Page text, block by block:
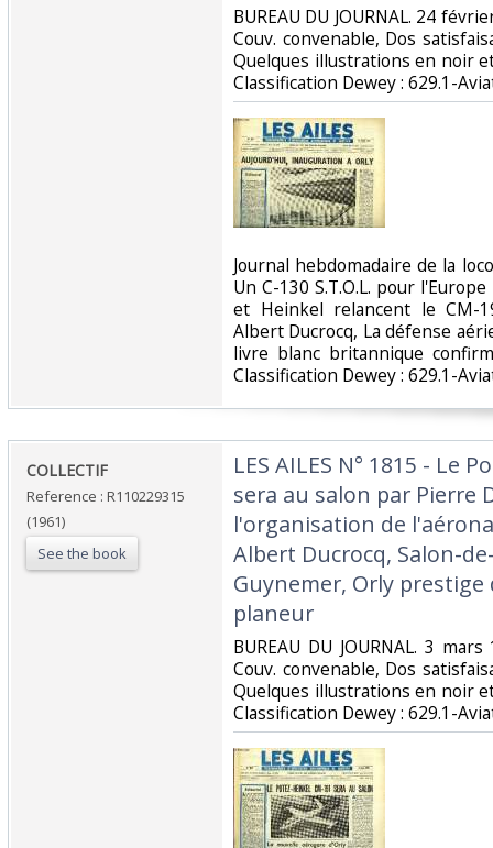
‎BUREAU DU JOURNAL. 24
Couv. convenable, Dos
Quelques illustrations en noir
Classification Dewey : 629.1-
‎Journal hebdomadaire de la
Un C-130 S.T.O.L. pour
et Heinkel relancent le CM-
Albert Ducrocq, La défense
livre blanc britannique
Classification Dewey : 629.1-
‎COLLECTIF‎
Reference : R110229315
(1961)
See the book
‎LES AILES N° 1815 - Le
sera au salon par Pierre
l'organisation de
Albert Ducrocq, Salon-
Guynemer, Orly prestige
planeur‎
‎BUREAU DU JOURNAL. 3
Couv. convenable, Dos
Quelques illustrations en noir
Classification Dewey : 629.1-